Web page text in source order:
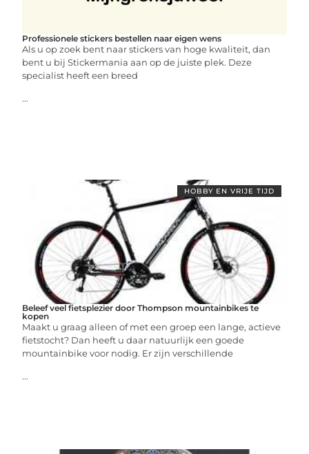
Professionele stickers bestellen naar eigen wens
Als u op zoek bent naar stickers van hoge kwaliteit, dan
bent u bij Stickermania aan op de juiste plek. Deze
specialist heeft een breed
...
HOBBY EN VRIJE TIJD
Beleef veel fietsplezier door Thompson mountainbikes te
kopen
Maakt u graag alleen of met een groep een lange, actieve
fietstocht? Dan heeft u daar natuurlijk een goede
mountainbike voor nodig. Er zijn verschillende
...